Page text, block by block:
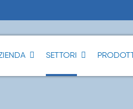
SETTORI PRODOTTI